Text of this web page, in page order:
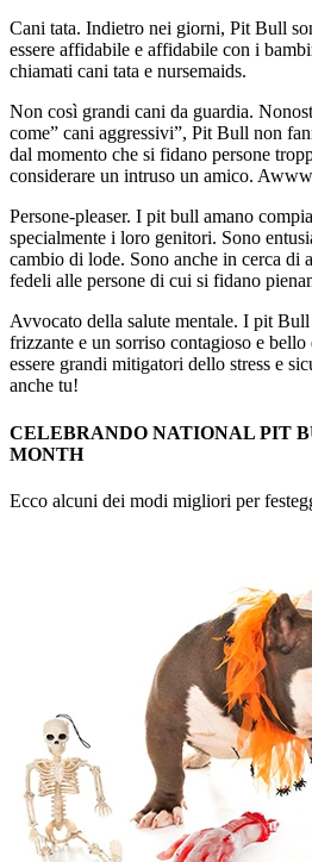
Cani tata. Indietro nei giorni, Pit Bull
essere affidabile e affidabile con i
chiamati cani tata e nursemaids.
Non così grandi cani da guardia.
come” cani aggressivi”, Pit Bull non
dal momento che si fidano persone
considerare un intruso un amico.
Persone-pleaser. I pit bull amano
specialmente i loro genitori. Sono
cambio di lode. Sono anche in cerca di
fedeli alle persone di cui si fidano
Avvocato della salute mentale. I pit
frizzante e un sorriso contagioso e
essere grandi mitigatori dello stress e
anche tu!
CELEBRANDO NATIONAL PIT
MONTH
Ecco alcuni dei modi migliori per